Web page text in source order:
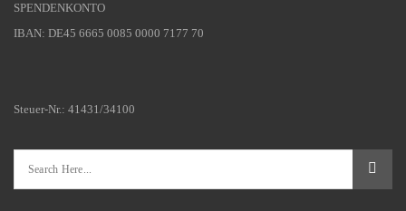
SPENDENKONTO
IBAN: DE45 6665 0085 0000 7177 70
Steuer-Nr.: 41431/34100